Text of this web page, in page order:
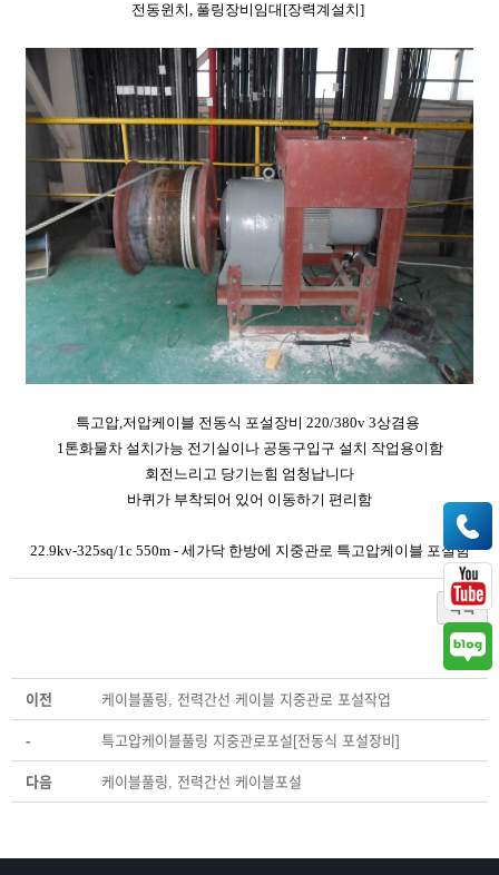
전동윈치, 풀링장비임대[장력계설치]
특고압,저압케이블 전동식 포설장비 220/380v 3상겸용
1톤화물차 설치가능 전기실이나 공동구입구 설치 작업용이함
회전느리고 당기는힘 엄청납니다
바퀴가 부착되어 있어 이동하기 편리함
22.9kv-325sq/1c 550m - 세가닥 한방에 지중관로 특고압케이블 포설함
목록
이전 케이블풀링, 전력간선 케이블 지중관로 포설작업
- 특고압케이블풀링 지중관로포설[전동식 포설장비]
다음 케이블풀링, 전력간선 케이블포설